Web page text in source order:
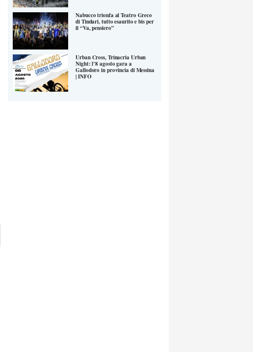
Nabucco trionfa al Teatro Greco
di Tindari, tutto esaurito e bis per
il “Va, pensiero”
Urban Cross, Trinacria Urban
Night: l’8 agosto gara a
Gallodoro in provincia di Messina
| INFO